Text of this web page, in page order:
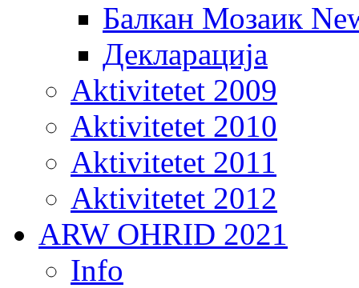
Балкан Мозаик
Декларација
Aktivitetet 2009
Aktivitetet 2010
Aktivitetet 2011
Aktivitetet 2012
ARW OHRID 2021
Info